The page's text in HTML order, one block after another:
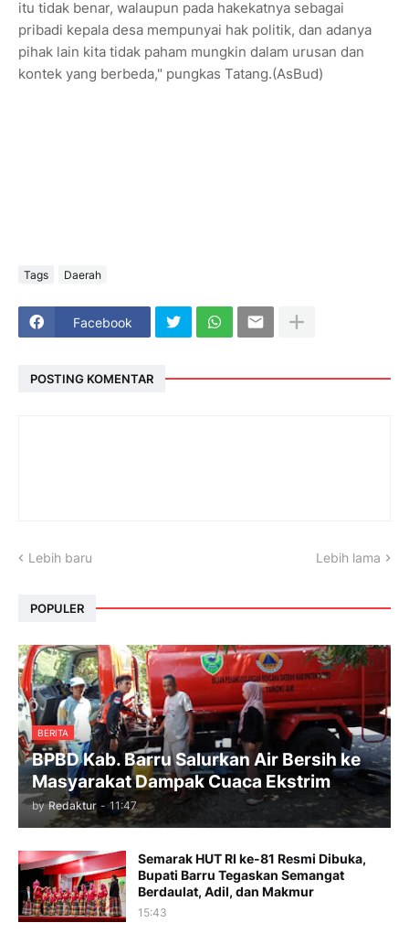
itu tidak benar, walaupun pada hakekatnya sebagai
pribadi kepala desa mempunyai hak politik, dan adanya
pihak lain kita tidak paham mungkin dalam urusan dan
kontek yang berbeda," pungkas Tatang.(AsBud)
Tags Daerah
Facebook
POSTING KOMENTAR
Lebih baru Lebih lama
POPULER
BERITA
BPBD Kab. Barru Salurkan Air Bersih ke
Masyarakat Dampak Cuaca Ekstrim
by Redaktur - 11:47
Semarak HUT RI ke-81 Resmi Dibuka,
Bupati Barru Tegaskan Semangat
Berdaulat, Adil, dan Makmur
15:43